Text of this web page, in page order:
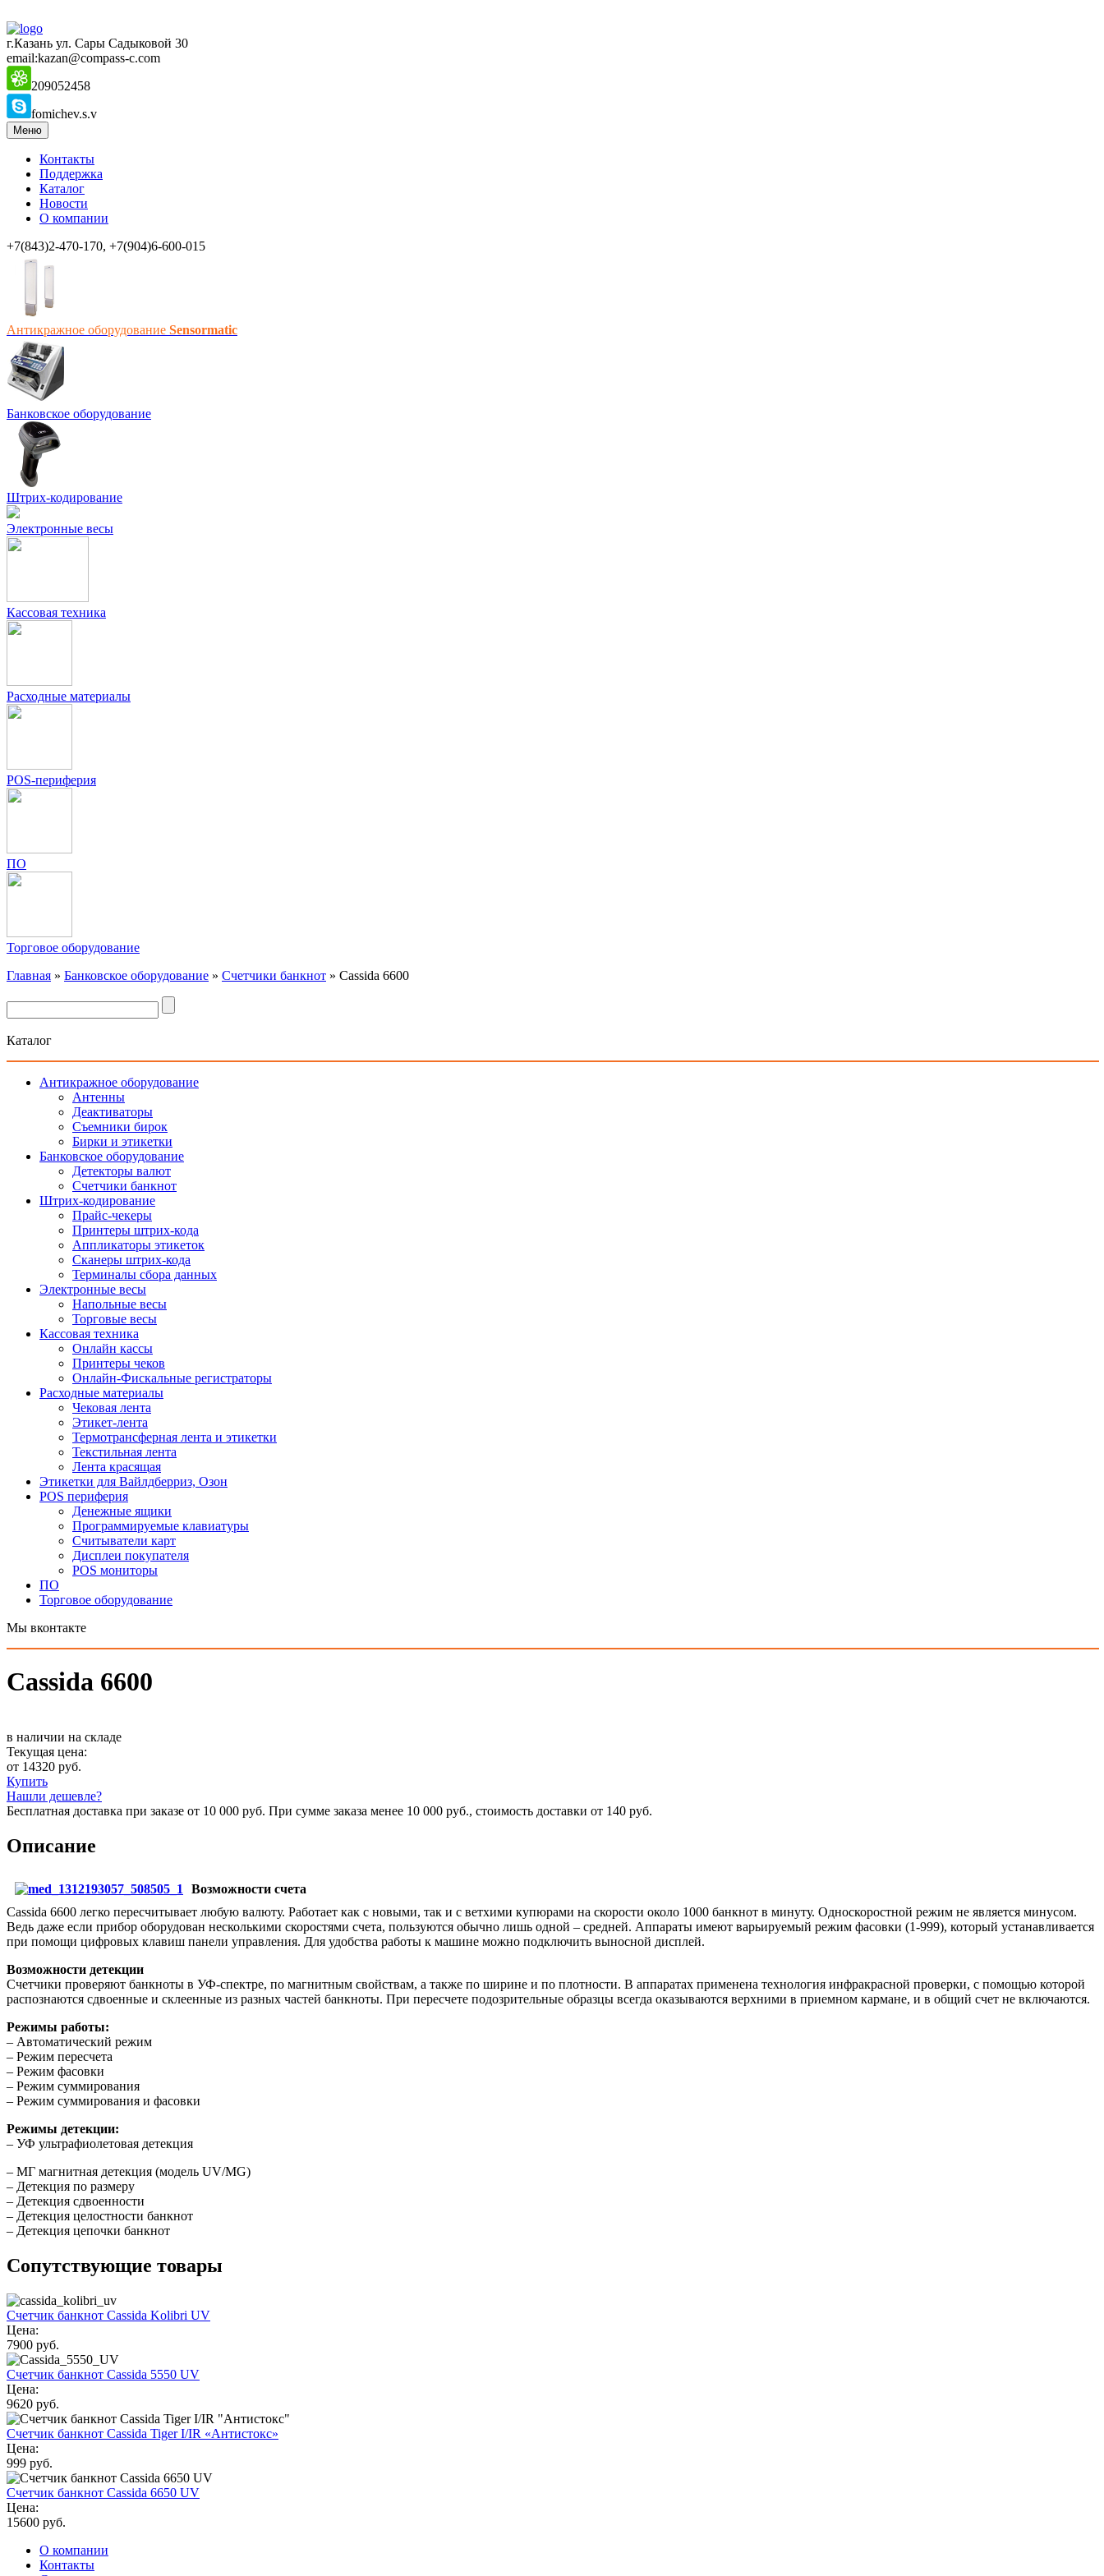
г.Казань ул. Сары Садыковой 30
email:kazan@compass-c.com
209052458
fomichev.s.v
Меню
Контакты
Поддержка
Каталог
Новости
О компании
+7(843)2-470-170, +7(904)6-600-015
Антикражное оборудование Sensormatic
Банковское оборудование
Штрих-кодирование
Электронные весы
Кассовая техника
Расходные материалы
POS-периферия
ПО
Торговое оборудование
Главная » Банковское оборудование » Счетчики банкнот » Cassida 6600
Каталог
Антикражное оборудование
Антенны
Деактиваторы
Съемники бирок
Бирки и этикетки
Банковское оборудование
Детекторы валют
Счетчики банкнот
Штрих-кодирование
Прайс-чекеры
Принтеры штрих-кода
Аппликаторы этикеток
Сканеры штрих-кода
Терминалы сбора данных
Электронные весы
Напольные весы
Торговые весы
Кассовая техника
Онлайн кассы
Принтеры чеков
Онлайн-Фискальные регистраторы
Расходные материалы
Чековая лента
Этикет-лента
Термотрансферная лента и этикетки
Текстильная лента
Лента красящая
Этикетки для Вайлдберриз, Озон
POS периферия
Денежные ящики
Программируемые клавиатуры
Считыватели карт
Дисплеи покупателя
POS мониторы
ПО
Торговое оборудование
Мы вконтакте
Cassida 6600
в наличии на складе
Текущая цена:
от 14320 руб.
Купить
Нашли дешевле?
Бесплатная доставка при заказе от 10 000 руб. При сумме заказа менее 10 000 руб., стоимость доставки от 140 руб.
Описание
Возможности счета
Cassida 6600 легко пересчитывает любую валюту. Работает как с новыми, так и с ветхими купюрами на скорости около 1000 банкнот в минуту. Односкоростной режим не является минусом.
Ведь даже если прибор оборудован несколькими скоростями счета, пользуются обычно лишь одной – средней. Аппараты имеют варьируемый режим фасовки (1-999), который устанавливается
при помощи цифровых клавиш панели управления. Для удобства работы к машине можно подключить выносной дисплей.
Возможности детекции
Счетчики проверяют банкноты в УФ-спектре, по магнитным свойствам, а также по ширине и по плотности. В аппаратах применена технология инфракрасной проверки, с помощью которой
распознаются сдвоенные и склеенные из разных частей банкноты. При пересчете подозрительные образцы всегда оказываются верхними в приемном кармане, и в общий счет не включаются.
Режимы работы:
– Автоматический режим
– Режим пересчета
– Режим фасовки
– Режим суммирования
– Режим суммирования и фасовки
Режимы детекции:
– УФ ультрафиолетовая детекция
– МГ магнитная детекция (модель UV/MG)
– Детекция по размеру
– Детекция сдвоенности
– Детекция целостности банкнот
– Детекция цепочки банкнот
Сопутствующие товары
Счетчик банкнот Cassida Kolibri UV
Цена:
7900 руб.
Счетчик банкнот Cassida 5550 UV
Цена:
9620 руб.
Счетчик банкнот Cassida Tiger I/IR «Антистокс»
Цена:
999 руб.
Счетчик банкнот Cassida 6650 UV
Цена:
15600 руб.
О компании
Контакты